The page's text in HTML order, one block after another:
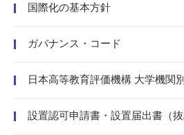
国際化の基本方針
ガバナンス・コード
日本高等教育評価機構 大学機関
設置認可申請書・設置届出書（抜